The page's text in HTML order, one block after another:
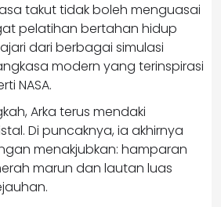
takut tidak boleh menguasai
pelatihan bertahan hidup
dari berbagai simulasi
modern yang terinspirasi
NASA.
Arka terus mendaki
Di puncaknya, ia akhirnya
menakjubkan: hamparan
marun dan lautan luas